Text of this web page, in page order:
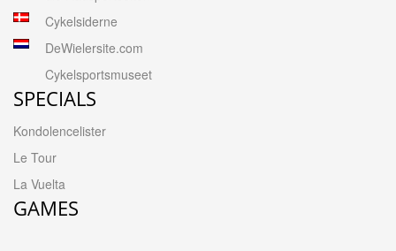
Cykelsiderne
DeWielersite.com
Cykelsportsmuseet
SPECIALS
Kondolencelister
Le Tour
La Vuelta
GAMES